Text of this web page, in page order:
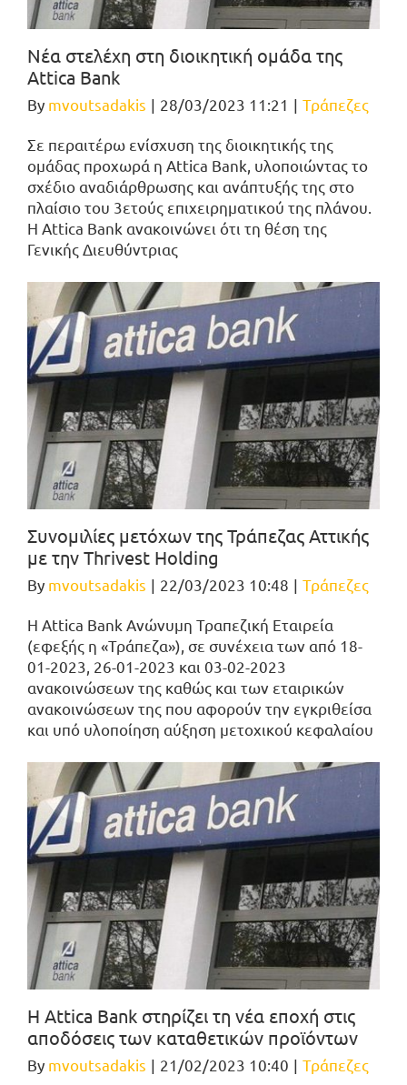
Νέα στελέχη στη διοικητική ομάδα της
Attica Bank
By mvoutsadakis | 28/03/2023 11:21 | Τράπεζες
Σε περαιτέρω ενίσχυση της διοικητικής της
ομάδας προχωρά η Attica Bank, υλοποιώντας το
σχέδιο αναδιάρθρωσης και ανάπτυξής της στο
πλαίσιο του 3ετούς επιχειρηματικού της πλάνου.
Η Attica Bank ανακοινώνει ότι τη θέση της
Γενικής Διευθύντριας
Συνομιλίες μετόχων της Τράπεζας Αττικής
με την Thrivest Holding
By mvoutsadakis | 22/03/2023 10:48 | Τράπεζες
Η Attica Bank Ανώνυμη Τραπεζική Εταιρεία
(εφεξής η «Τράπεζα»), σε συνέχεια των από 18-
01-2023, 26-01-2023 και 03-02-2023
ανακοινώσεων της καθώς και των εταιρικών
ανακοινώσεων της που αφορούν την εγκριθείσα
και υπό υλοποίηση αύξηση μετοχικού κεφαλαίου
Η Attica Bank στηρίζει τη νέα εποχή στις
αποδόσεις των καταθετικών προϊόντων
By mvoutsadakis | 21/02/2023 10:40 | Τράπεζες